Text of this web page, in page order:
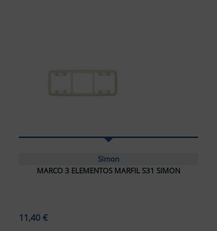
Simon
MARCO 3 ELEMENTOS MARFIL S31 SIMON
11,40 €